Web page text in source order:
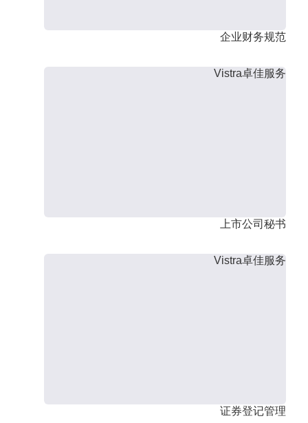
企业财务规范
Vistra卓佳服务
上市公司秘书
Vistra卓佳服务
证券登记管理